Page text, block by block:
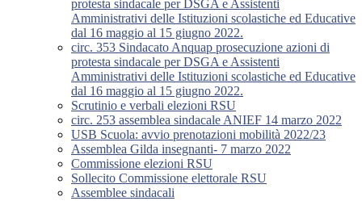
protesta sindacale per DSGA e Assistenti
Amministrativi delle Istituzioni scolastiche ed Educative
dal 16 maggio al 15 giugno 2022.
circ. 353 Sindacato Anquap prosecuzione azioni di
protesta sindacale per DSGA e Assistenti
Amministrativi delle Istituzioni scolastiche ed Educative
dal 16 maggio al 15 giugno 2022.
Scrutinio e verbali elezioni RSU
circ. 253 assemblea sindacale ANIEF 14 marzo 2022
USB Scuola: avvio prenotazioni mobilità 2022/23
Assemblea Gilda insegnanti- 7 marzo 2022
Commissione elezioni RSU
Sollecito Commissione elettorale RSU
Assemblee sindacali